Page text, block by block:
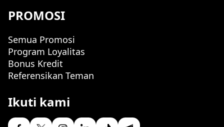
PROMOSI
Semua Promosi
Program Loyalitas
Bonus Kredit
Referensikan Teman
Ikuti kami